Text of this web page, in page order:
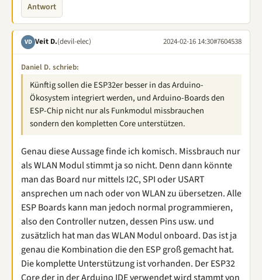
Antwort
VD Veit D.(devil-elec) 2024-02-16 14:30#7604538
Daniel D. schrieb:
Künftig sollen die ESP32er besser in das Arduino-
Ökosystem integriert werden, und Arduino-Boards den
ESP-Chip nicht nur als Funkmodul missbrauchen
sondern den kompletten Core unterstützen.
Genau diese Aussage finde ich komisch. Missbrauch nur
als WLAN Modul stimmt ja so nicht. Denn dann könnte
man das Board nur mittels I2C, SPI oder USART
ansprechen um nach oder von WLAN zu übersetzen. Alle
ESP Boards kann man jedoch normal programmieren,
also den Controller nutzen, dessen Pins usw. und
zusätzlich hat man das WLAN Modul onboard. Das ist ja
genau die Kombination die den ESP groß gemacht hat.
Die komplette Unterstützung ist vorhanden. Der ESP32